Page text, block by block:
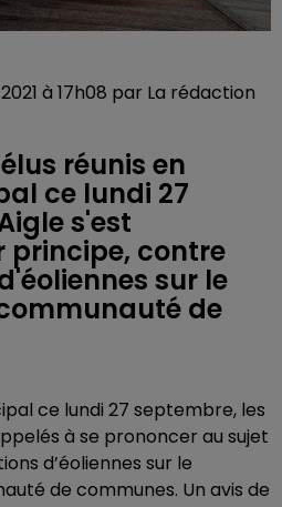
à 17h08 par La rédaction
réunis en
ce lundi 27
s'est
principe, contre
sur le
de
ce lundi 27 septembre, les
à se prononcer au sujet
d’éoliennes sur le
de communes. Un avis de